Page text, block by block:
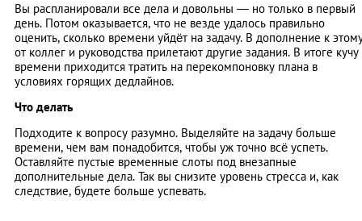
Вы распланировали все дела и довольны — но только в первый
день. Потом оказывается, что не везде удалось правильно
оценить, сколько времени уйдёт на задачу. В дополнение к
от коллег и руководства прилетают другие задания. В итоге кучу
времени приходится тратить на перекомпоновку плана в
условиях горящих дедлайнов.
Что делать
Подходите к вопросу разумно. Выделяйте на задачу больше
времени, чем вам понадобится, чтобы уж точно всё успеть.
Оставляйте пустые временные слоты под внезапные
дополнительные дела. Так вы снизите уровень стресса и, как
следствие, будете больше успевать.